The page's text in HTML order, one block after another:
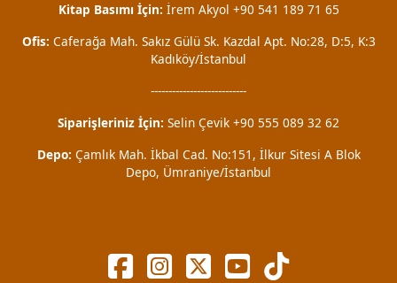
Kitap Basımı İçin: İrem Akyol +90 541 189 71 65
Ofis: Caferağa Mah. Sakız Gülü Sk. Kazdal Apt. No:28, D:5, K:3
Kadıköy/İstanbul
---------------------------
Siparişleriniz İçin: Selin Çevik +90 555 089 32 62
Depo: Çamlık Mah. İkbal Cad. No:151, İlkur Sitesi A Blok
Depo, Ümraniye/İstanbul